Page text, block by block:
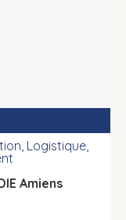
Logistique,
Amiens